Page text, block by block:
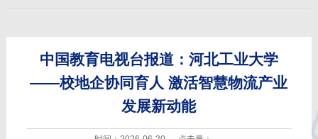
中国教育电视台报道：河北工业大学
——校地企协同育人 激活智慧物流产业
发展新动能